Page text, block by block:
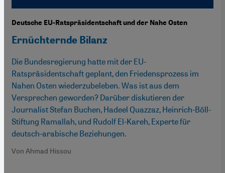
Deutsche EU-Ratspräsidentschaft und der Nahe Osten
Ernüchternde Bilanz
Die Bundesregierung hatte mit der EU-
Ratspräsidentschaft geplant, den Friedensprozess im
Nahen Osten wiederzubeleben. Was ist aus dem
Versprechen geworden? Darüber diskutieren der
Journalist Stefan Buchen, Hadeel Quazzaz, Heinrich-Böll-
Stiftung Ramallah, und Rudolf El-Kareh, Experte für
deutsch-arabische Beziehungen.
Von Ahmad Hissou